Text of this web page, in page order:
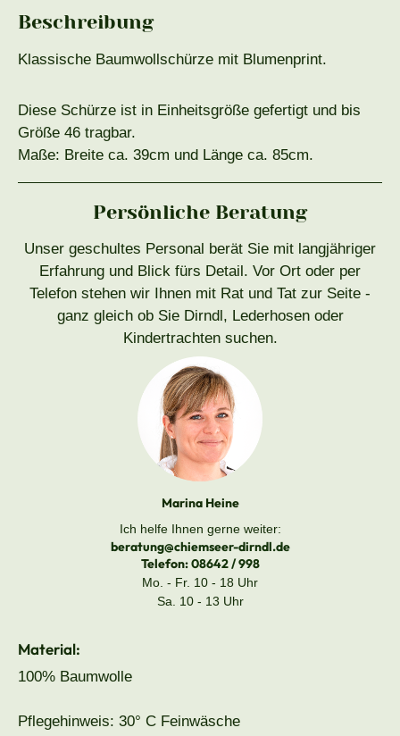
Beschreibung
Klassische Baumwollschürze mit Blumenprint.
Diese Schürze ist in Einheitsgröße gefertigt und bis
Größe 46 tragbar.
Maße: Breite ca. 39cm und Länge ca. 85cm.
Persönliche Beratung
Unser geschultes Personal berät Sie mit langjähriger
Erfahrung und Blick fürs Detail. Vor Ort oder per
Telefon stehen wir Ihnen mit Rat und Tat zur Seite -
ganz gleich ob Sie Dirndl, Lederhosen oder
Kindertrachten suchen.
Marina Heine
Ich helfe Ihnen gerne weiter:
beratung@chiemseer-dirndl.de
Telefon:08642 / 998
Mo. - Fr. 10 - 18 Uhr
Sa. 10 - 13 Uhr
Material:
100% Baumwolle
Pflegehinweis: 30° C Feinwäsche